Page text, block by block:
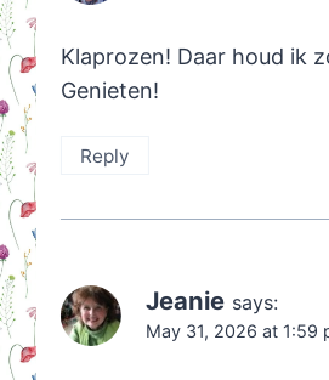
Klaprozen! Daar houd ik
Genieten!
Reply
Jeanie says:
May 31, 2026 at 1:59